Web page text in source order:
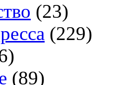
(23)
(229)
(89)